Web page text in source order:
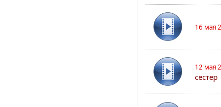
16 мая
12 мая
сестер